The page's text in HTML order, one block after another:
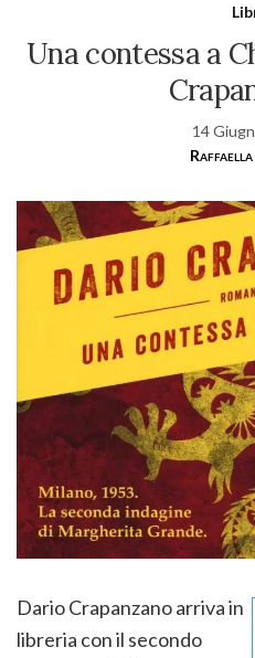
Una contessa a
14
Raffaella
Dario Crapanzano arriva in
libreria con il secondo